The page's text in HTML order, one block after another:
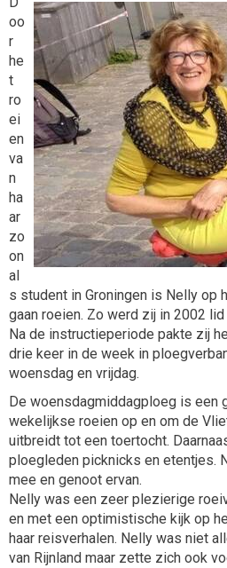
oo
r
he
t
ro
ei
en
va
n
ha
ar
zo
on
al
s student in Groningen is Nelly op
gaan roeien. Zo werd zij in 2002 lid
Na de instructieperiode pakte zij
drie keer in de week in
woensdag en vrijdag.
De woensdagmiddagploeg is
wekelijkse roeien op en om de
uitbreidt tot een toertocht.
ploegleden picknicks en etentjes.
mee en genoot ervan.
Nelly was een zeer plezierige
en met een optimistische kijk op
haar reisverhalen. Nelly was niet
van Rijnland maar zette zich ook